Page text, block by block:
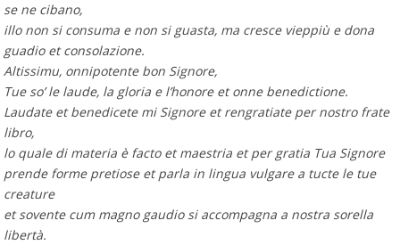
se ne cibano,
illo non si consuma e non si guasta, ma cresce vieppiù e dona
guadio et consolazione.
Altissimu, onnipotente bon Signore,
Tue so’ le laude, la gloria e l’honore et onne benedictione.
Laudate et benedicete mi Signore et rengratiate per nostro frate
libro,
lo quale di materia è facto et maestria et per gratia Tua Signore
prende forme pretiose et parla in lingua vulgare a tucte le tue
creature
et sovente cum magno gaudio si accompagna a nostra sorella
libertà.